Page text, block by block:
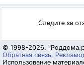
Следите за
© 1998-2026,
Обратная связь,
Использование